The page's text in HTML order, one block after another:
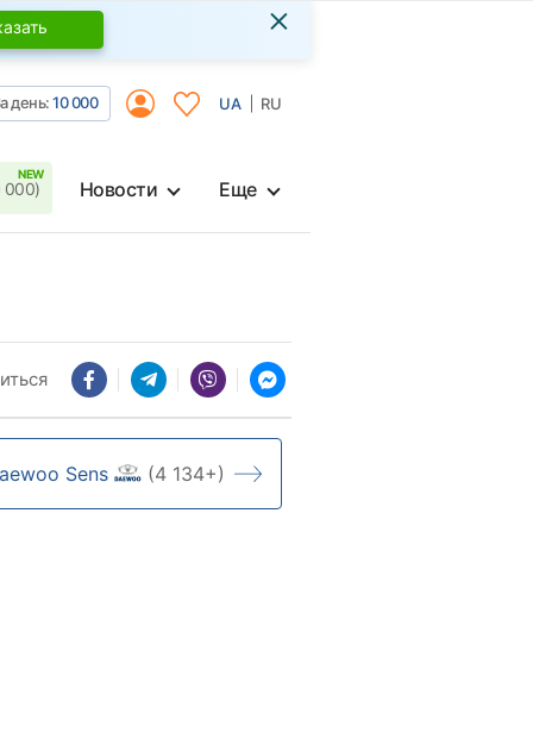
×
день:10 000 UA RU
000) Новости Еще
Sens (4 134+)